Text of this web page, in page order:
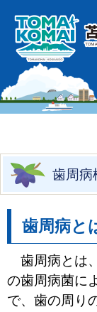
歯周病
歯周病と
歯周病とは
の歯周病菌に
で、歯の周り